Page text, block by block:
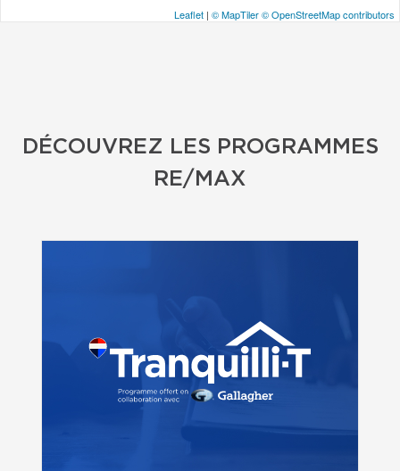
Leaflet | © MapTiler© OpenStreetMap contributors
DÉCOUVREZ LES PROGRAMMES
RE/MAX